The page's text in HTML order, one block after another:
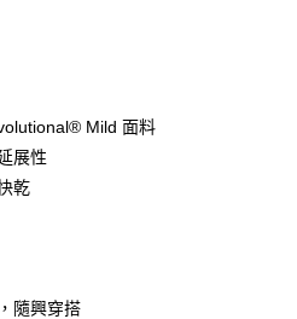
Mild 面料
展性
乾
隨興穿搭